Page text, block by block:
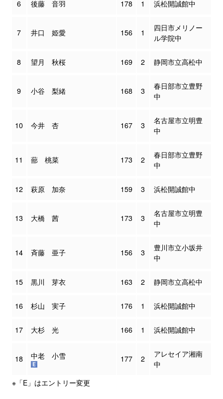
6 後藤 音羽 178 1 浜松開誠館中
7 井口 姫愛 156 1
四日市メリノー
ル学院中
8 望月 秋桜 169 2 静岡市立高松中
9 小谷 梨緒 168 3
春日部市立豊野
中
10 今井 杏 167 3
名古屋市立明豊
中
11 蔀 桃菜 173 2
春日部市立豊野
中
12 萩原 加奈 159 3 浜松開誠館中
13 大橋 茜 173 3
名古屋市立明豊
中
14 斉藤 亜子 156 3
豊川市立小坂井
中
15 黒川 芽衣 163 2 静岡市立高松中
16 杉山 実子 176 1 浜松開誠館中
17 大杉 光 166 1 浜松開誠館中
18 中老 小雪 177 2
アレセイア湘南
中
※「E」はエントリー変更